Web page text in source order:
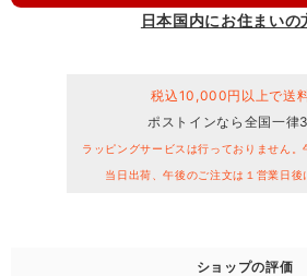
日本国内にお住まいの
税込10,000円以上で送
ポストインなら全国一律
ラッピングサービスは行っておりません。
当日出荷、午後のご注文は１営業日後
ショップの評価